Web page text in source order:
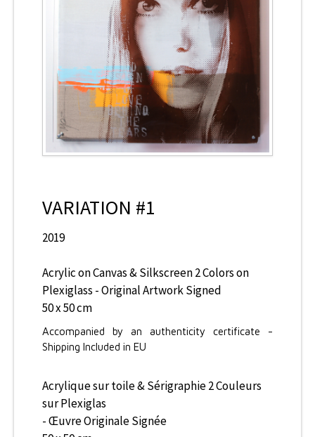
VARIATION #1
2019
Acrylic on Canvas & Silkscreen 2 Colors on
Plexiglass - Original Artwork Signed
50 x 50 cm
Accompanied by an authenticity certificate -
Shipping Included in EU
Acrylique sur toile & Sérigraphie 2 Couleurs
sur Plexiglas
- Œuvre Originale Signée